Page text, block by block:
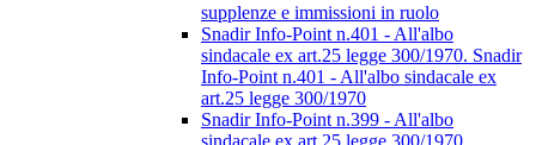
supplenze e immissioni in ruolo
Snadir Info-Point n.401 - All'albo
sindacale ex art.25 legge 300/1970. Snadir
Info-Point n.401 - All'albo sindacale ex
art.25 legge 300/1970
Snadir Info-Point n.399 - All'albo